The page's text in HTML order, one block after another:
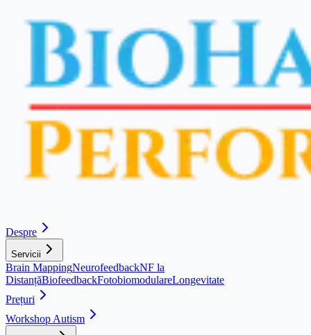
Despre
Servicii
Brain MappingNeurofeedbackNF la
DistanțăBiofeedbackFotobiomodulareLongevitate
Prețuri
Workshop Autism